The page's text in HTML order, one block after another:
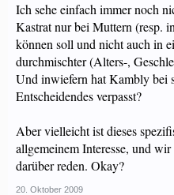
Ich sehe einfach immer noch
Kastrat nur bei Muttern (resp.
können soll und nicht auch in
durchmischter (Alters-,
Und inwiefern hat Kambly bei
Entscheidendes verpasst?
Aber vielleicht ist dieses
allgemeinem Interesse, und
darüber reden. Okay?
20. Oktober 2009